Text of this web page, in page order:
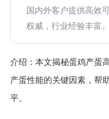
国内外客户提供高效
权威，行业经验丰富。
介绍： 本文揭秘蛋鸡产蛋
产蛋性能的关键因素，帮
平。